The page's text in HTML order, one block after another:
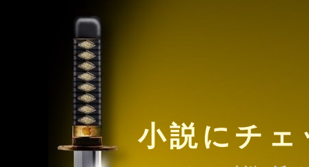
小説にチ